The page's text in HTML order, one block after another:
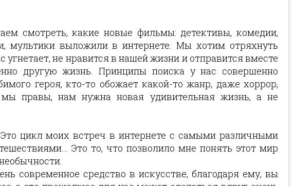
смотреть, какие новые фильмы: детективы, комедии,
мультики выложили в интернете. Мы хотим отряхнуть
угнетает, не нравится в нашей жизни и отправится вместе
другую жизнь. Принципы поиска у нас совершенно
героя, кто-то обожает какой-то жанр, даже хоррор,
правы, нам нужна новая удивительная жизнь, а не
цикл моих встреч в интернете с самыми различными
Это то, что позволило мне понять этот мир
современное средство в искусстве, благодаря ему, вы